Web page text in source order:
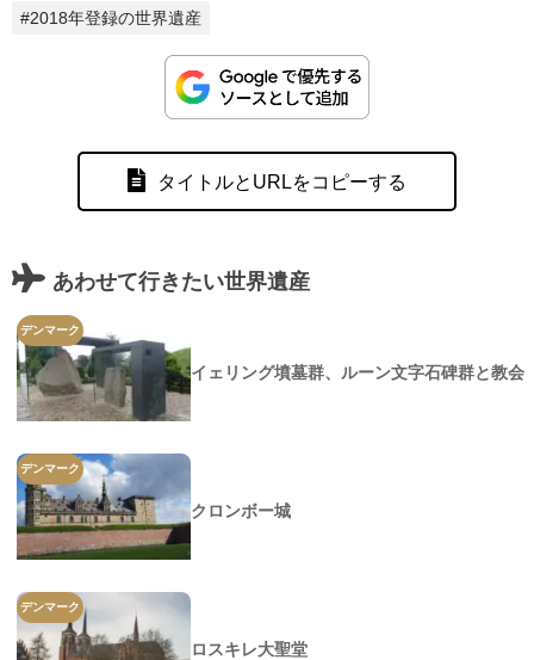
#2018年登録の世界遺産
タイトルとURLをコピーする
あわせて行きたい世界遺産
デンマーク
イェリング墳墓群、ルーン文字石碑群と教会
デンマーク
クロンボー城
デンマーク
ロスキレ大聖堂